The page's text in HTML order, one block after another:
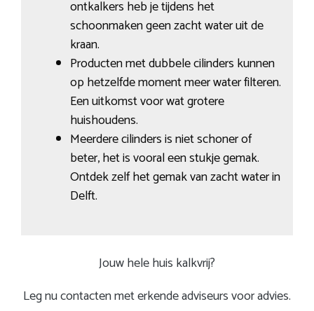
ontkalkers heb je tijdens het
schoonmaken geen zacht water uit de
kraan.
Producten met dubbele cilinders kunnen
op hetzelfde moment meer water filteren.
Een uitkomst voor wat grotere
huishoudens.
Meerdere cilinders is niet schoner of
beter, het is vooral een stukje gemak.
Ontdek zelf het gemak van zacht water in
Delft.
Jouw hele huis kalkvrij?
Leg nu contacten met erkende adviseurs voor advies.